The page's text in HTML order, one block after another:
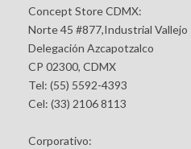
Concept Store CDMX:
Norte 45 #877,Industrial Vallejo
Delegación Azcapotzalco
CP 02300, CDMX
Tel: (55) 5592-4393
Cel: (33) 2106 8113
Corporativo: